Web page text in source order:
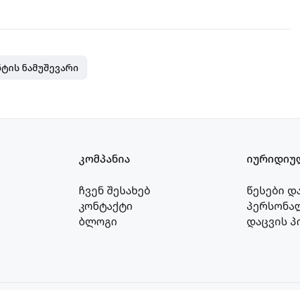
ნამუშევარი
კომპანია
ჩვენ შესახებ
კონტაქტი
ბლოგი
წესები
დაცვის